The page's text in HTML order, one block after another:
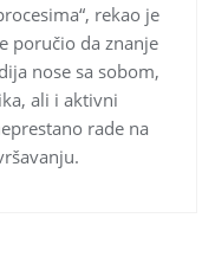
rekao je
poručio da znanje
nose sa sobom,
ali i aktivni
rade na